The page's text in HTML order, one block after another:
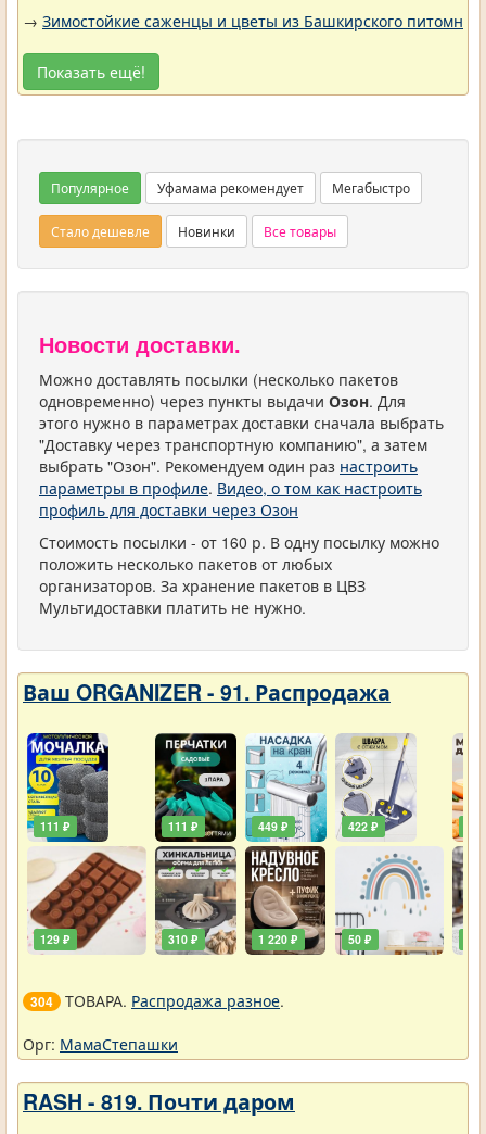
→ Зимостойкие саженцы и цветы из Башкирского
Показать ещё!
Популярное Уфамама рекомендует Мегабыстро
Стало дешевле Новинки Все товары
Новости доставки.
Можно доставлять посылки (несколько пакетов
одновременно) через пункты выдачи Озон. Для
этого нужно в параметрах доставки сначала выбрать
"Доставку через транспортную компанию", а затем
выбрать "Озон". Рекомендуем один раз настроить
параметры в профиле. Видео, о том как настроить
профиль для доставки через Озон
Стоимость посылки - от 160 р. В одну посылку можно
положить несколько пакетов от любых
организаторов. За хранение пакетов в ЦВЗ
Мультидоставки платить не нужно.
Ваш ORGANIZER - 91. Распродажа
111 ₽
129 ₽
111 ₽
310 ₽
449 ₽
1 220 ₽
422 ₽
50 ₽
304 ТОВАРА. Распродажа разное.
Орг: МамаСтепашки
RASH - 819. Почти даром